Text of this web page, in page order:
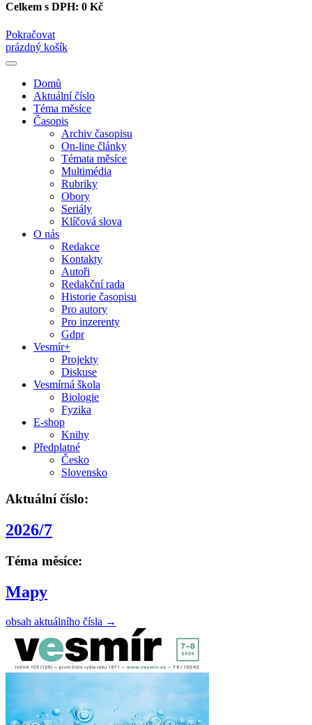
Celkem s DPH: 0 Kč
Pokračovat
prázdný košík
Domů
Aktuální číslo
Téma měsíce
Časopis
Archiv časopisu
On-line články
Témata měsíce
Multimédia
Rubriky
Obory
Seriály
Klíčová slova
O nás
Redakce
Kontakty
Autoři
Redakční rada
Historie časopisu
Pro autory
Pro inzerenty
Gdpr
Vesmír+
Projekty
Diskuse
Vesmírná škola
Biologie
Fyzika
E-shop
Knihy
Předplatné
Česko
Slovensko
Aktuální číslo:
2026/7
Téma měsíce:
Mapy
obsah aktuálního čísla →